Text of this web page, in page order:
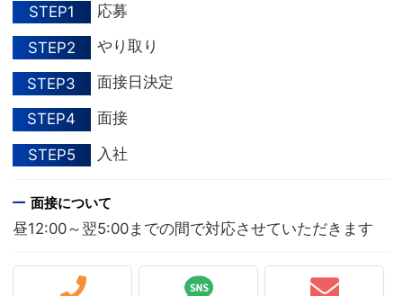
STEP1 応募
STEP2 やり取り
STEP3 面接日決定
STEP4 面接
STEP5 入社
面接について
昼12:00～翌5:00までの間で対応させていただきます